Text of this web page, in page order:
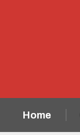
Home